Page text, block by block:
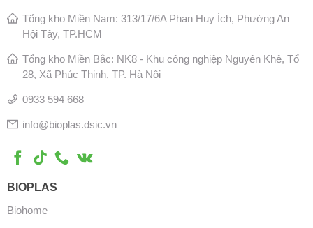
Tổng kho Miền Nam: 313/17/6A Phan Huy Ích, Phường An
Hội Tây, TP.HCM
Tổng kho Miền Bắc: NK8 - Khu công nghiệp Nguyên Khê, Tổ
28, Xã Phúc Thịnh, TP. Hà Nội
0933 594 668
info@bioplas.dsic.vn
BIOPLAS
Biohome